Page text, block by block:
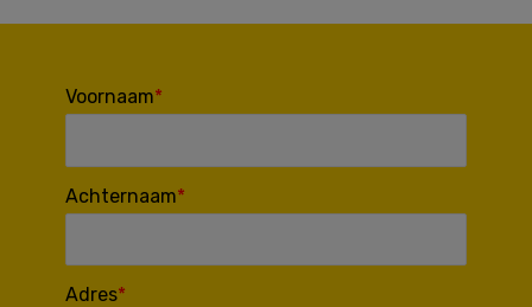
Voornaam
Achternaam
Adres